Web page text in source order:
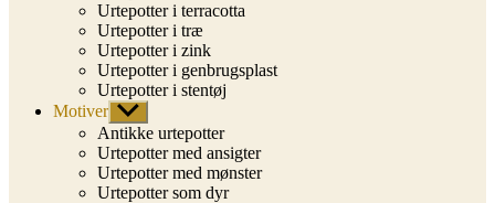
Urtepotter i terracotta
Urtepotter i træ
Urtepotter i zink
Urtepotter i genbrugsplast
Urtepotter i stentøj
Motiver Vis
undermenu
Antikke urtepotter
Urtepotter med ansigter
Urtepotter med mønster
Urtepotter som dyr